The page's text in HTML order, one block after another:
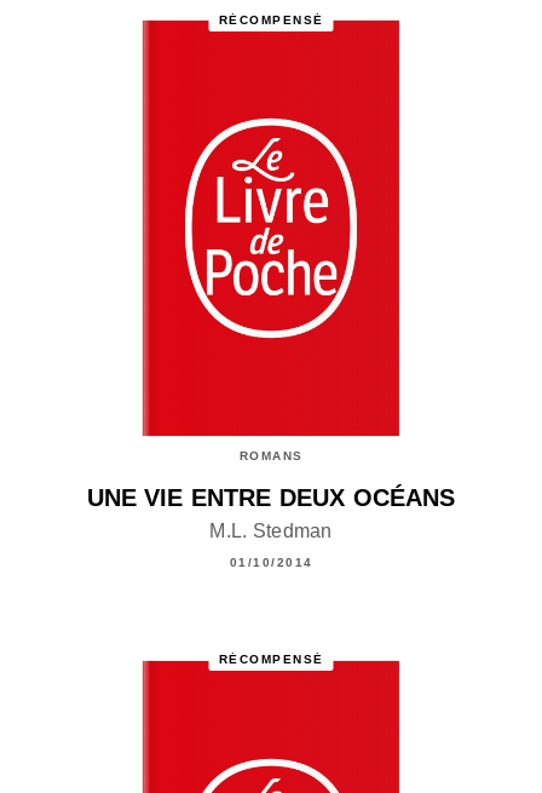
RÉCOMPENSÉ
ROMANS
UNE VIE ENTRE DEUX OCÉANS
M.L. Stedman
01/10/2014
RÉCOMPENSÉ